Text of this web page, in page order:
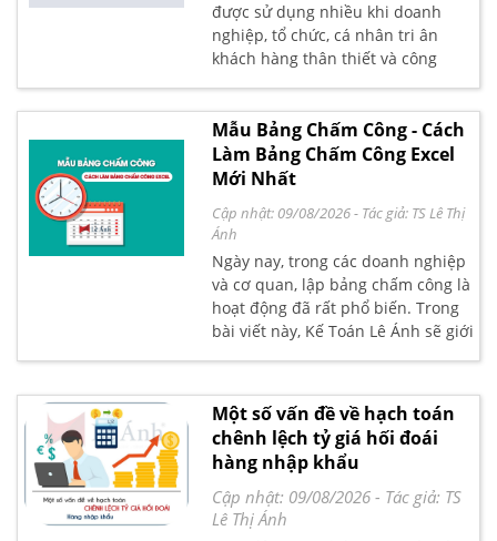
được sử dụng nhiều khi doanh
nghiệp, tổ chức, cá nhân tri ân
khách hàng thân thiết và công
khi đó hạch toán hàng biếu tặng
như thế nào theo Thông tư 200 và
Thông tư 133?
Mẫu Bảng Chấm Công - Cách
Làm Bảng Chấm Công Excel
Mới Nhất
Cập nhật: 09/08/2026- Tác giả: TS Lê Thị
Ánh
Ngày nay, trong các doanh nghiệp
và cơ quan, lập bảng chấm công là
hoạt động đã rất phổ biến. Trong
bài viết này, Kế Toán Lê Ánh sẽ giới
nhất và rất dễ sử dụng.
Một số vấn đề về hạch toán
chênh lệch tỷ giá hối đoái
hàng nhập khẩu
Cập nhật: 09/08/2026 - Tác giả: TS
Lê Thị Ánh